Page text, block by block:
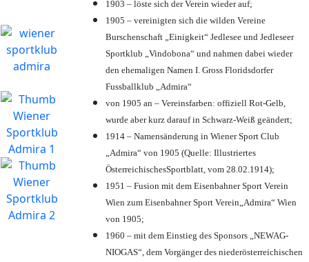
1903 – löste sich der Verein wieder auf;
1905 – vereinigten sich die wilden Vereine
Burschenschaft „Einigkeit“ Jedlesee und Jedleseer
Sportklub „Vindobona“ und nahmen dabei wieder
den ehemaligen Namen I. Gross Floridsdorfer
Fussballklub „Admira“
von 1905 an – Vereinsfarben: offiziell Rot-Gelb,
wurde aber kurz darauf in Schwarz-Weiß geändert;
1914 – Namensänderung in Wiener Sport Club
„Admira“ von 1905 (Quelle: Illustriertes
ÖsterreichischesSportblatt, vom 28.02.1914);
1951 – Fusion mit dem Eisenbahner Sport Verein
Wien zum Eisenbahner Sport Verein„Admira“ Wien
von 1905;
1960 – mit dem Einstieg des Sponsors „NEWAG-
NIOGAS“, dem Vorgänger des niederösterreichischen